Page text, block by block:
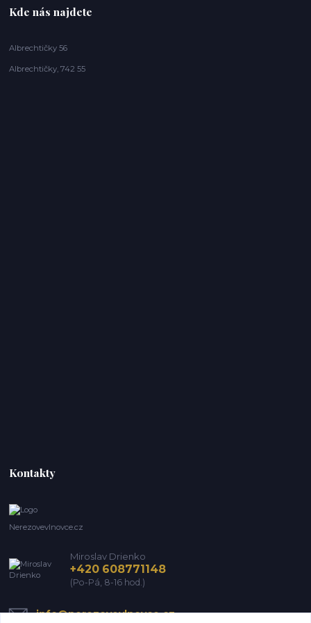
Kde nás najdete
Albrechtičky 56
Albrechtičky, 742 55
Kontakty
Nerezovevlnovce.cz
Miroslav Drienko
+420 608771148
(Po-Pá, 8-16 hod.)
info@nerezovevlnovce.cz